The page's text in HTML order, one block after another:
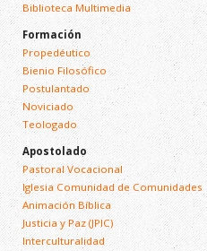
Biblioteca Multimedia
Formación
Propedéutico
Bienio Filosófico
Postulantado
Noviciado
Teologado
Apostolado
Pastoral Vocacional
Iglesia Comunidad de Comunidades
Animación Bíblica
Justicia y Paz (JPIC)
Interculturalidad